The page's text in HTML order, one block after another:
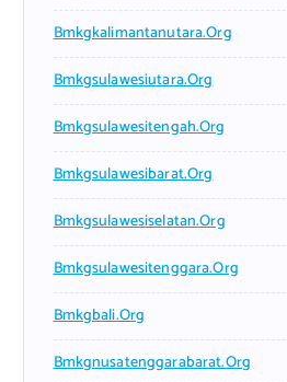
Bmkgkalimantanutara.org
Bmkgsulawesiutara.org
Bmkgsulawesitengah.org
Bmkgsulawesibarat.org
Bmkgsulawesiselatan.org
Bmkgsulawesitenggara.org
Bmkgbali.org
Bmkgnusatenggarabarat.org